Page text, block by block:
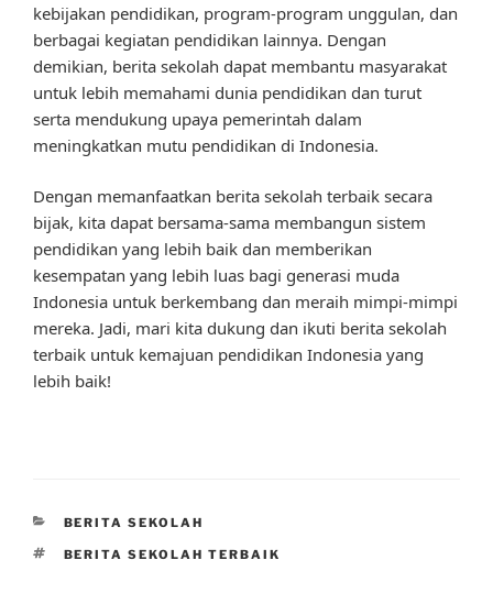
kebijakan pendidikan, program-program unggulan, dan
berbagai kegiatan pendidikan lainnya. Dengan
demikian, berita sekolah dapat membantu masyarakat
untuk lebih memahami dunia pendidikan dan turut
serta mendukung upaya pemerintah dalam
meningkatkan mutu pendidikan di Indonesia.
Dengan memanfaatkan berita sekolah terbaik secara
bijak, kita dapat bersama-sama membangun sistem
pendidikan yang lebih baik dan memberikan
kesempatan yang lebih luas bagi generasi muda
Indonesia untuk berkembang dan meraih mimpi-mimpi
mereka. Jadi, mari kita dukung dan ikuti berita sekolah
terbaik untuk kemajuan pendidikan Indonesia yang
lebih baik!
CATEGORIES
BERITA SEKOLAH
TAGS
BERITA SEKOLAH TERBAIK